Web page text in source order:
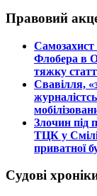
Правовий
​Самозахист
Флобера в
тяжку
​Свавілля,
​Злочин під
ТЦК у Смілі
приватної
Судові